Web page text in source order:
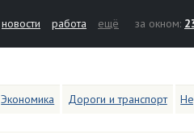
новости работа ещё за окном:
Экономика Дороги и транспорт